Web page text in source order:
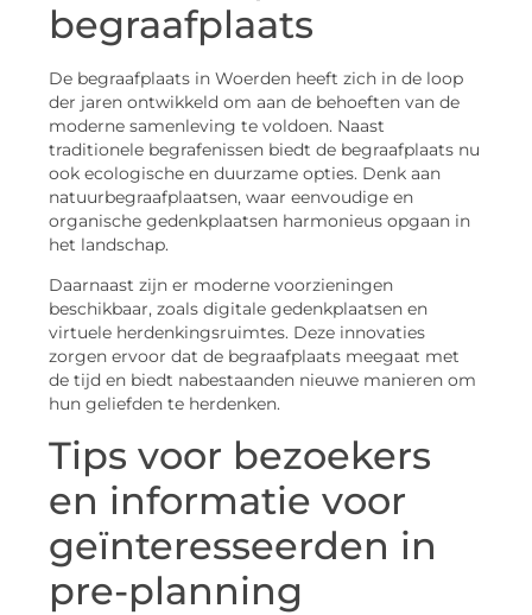
begraafplaats
De begraafplaats in Woerden heeft zich in de loop
der jaren ontwikkeld om aan de behoeften van de
moderne samenleving te voldoen. Naast
traditionele begrafenissen biedt de begraafplaats nu
ook ecologische en duurzame opties. Denk aan
natuurbegraafplaatsen, waar eenvoudige en
organische gedenkplaatsen harmonieus opgaan in
het landschap.
Daarnaast zijn er moderne voorzieningen
beschikbaar, zoals digitale gedenkplaatsen en
virtuele herdenkingsruimtes. Deze innovaties
zorgen ervoor dat de begraafplaats meegaat met
de tijd en biedt nabestaanden nieuwe manieren om
hun geliefden te herdenken.
Tips voor bezoekers
en informatie voor
geïnteresseerden in
pre-planning